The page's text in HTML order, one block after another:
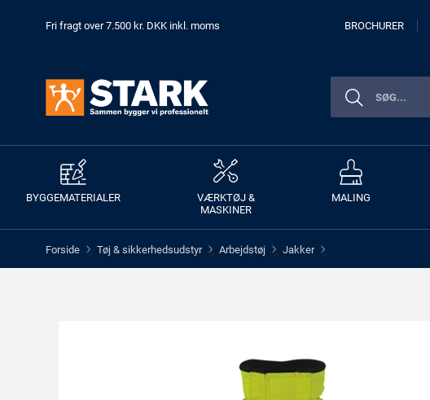
Fri fragt over 7.500 kr. DKK inkl. moms BROCHURER
BYGGEMATERIALER
VÆRKTØJ &
MASKINER
MALING
Forside > Tøj & sikkerhedsudstyr > Arbejdstøj > Jakker >